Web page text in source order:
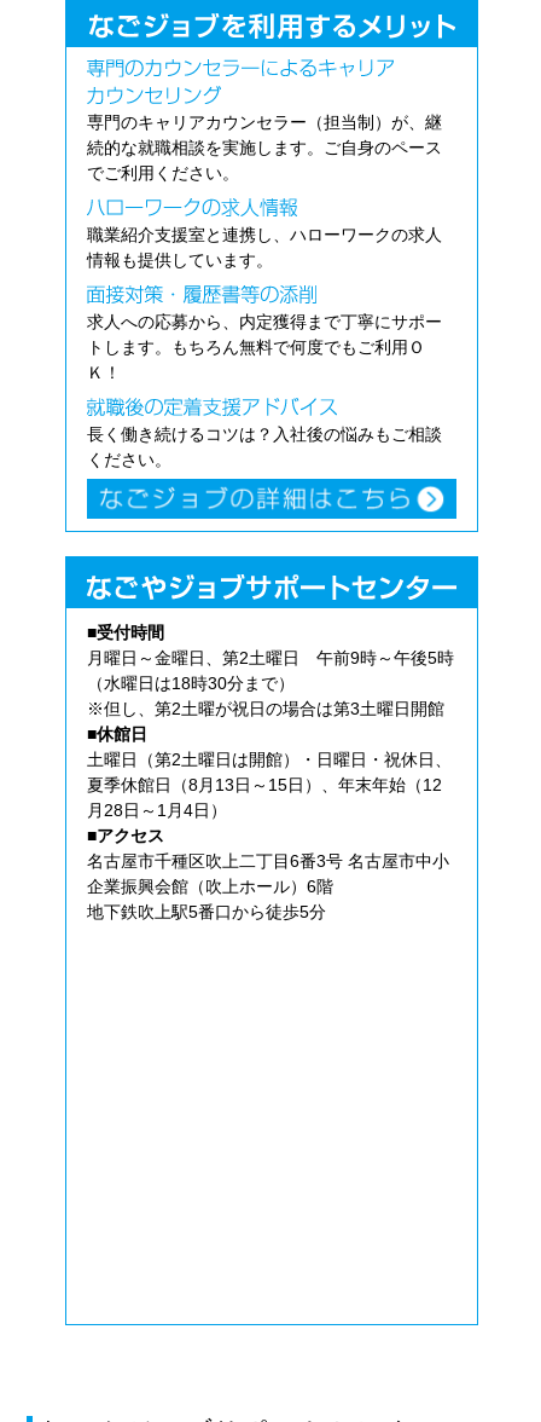
専門のキャリアカウンセラー（担当制）が、継
続的な就職相談を実施します。ご自身のペース
でご利用ください。
職業紹介支援室と連携し、ハローワークの求人
情報も提供しています。
求人への応募から、内定獲得まで丁寧にサポー
トします。もちろん無料で何度でもご利用Ｏ
Ｋ！
長く働き続けるコツは？入社後の悩みもご相談
ください。
■受付時間
月曜日～金曜日、第2土曜日 午前9時～午後5時
（水曜日は18時30分まで）
※但し、第2土曜が祝日の場合は第3土曜日開館
■休館日
土曜日（第2土曜日は開館）・日曜日・祝休日、
夏季休館日（8月13日～15日）、年末年始（12
月28日～1月4日）
■アクセス
名古屋市千種区吹上二丁目6番3号 名古屋市中小
企業振興会館（吹上ホール）6階
地下鉄吹上駅5番口から徒歩5分